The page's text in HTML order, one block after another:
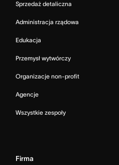
Sprzedaż detaliczna
Administracja rządowa
Edukacja
Przemysł wytwórczy
Organizacje non-profit
Agencje
Wszystkie zespoły
Firma